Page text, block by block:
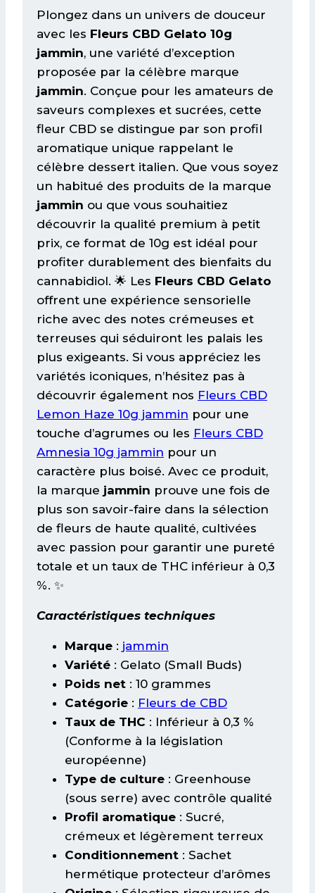
Plongez dans un univers de douceur
avec les Fleurs CBD Gelato 10g
jammin, une variété d’exception
proposée par la célèbre marque
jammin. Conçue pour les amateurs de
saveurs complexes et sucrées, cette
fleur CBD se distingue par son profil
aromatique unique rappelant le
célèbre dessert italien. Que vous soyez
un habitué des produits de la marque
jammin ou que vous souhaitiez
découvrir la qualité premium à petit
prix, ce format de 10g est idéal pour
profiter durablement des bienfaits du
cannabidiol. 🌟 Les Fleurs CBD Gelato
offrent une expérience sensorielle
riche avec des notes crémeuses et
terreuses qui séduiront les palais les
plus exigeants. Si vous appréciez les
variétés iconiques, n’hésitez pas à
découvrir également nos Fleurs CBD
Lemon Haze 10g jammin pour une
touche d’agrumes ou les Fleurs CBD
Amnesia 10g jammin pour un
caractère plus boisé. Avec ce produit,
la marque jammin prouve une fois de
plus son savoir-faire dans la sélection
de fleurs de haute qualité, cultivées
avec passion pour garantir une pureté
totale et un taux de THC inférieur à 0,3
%. ✨
Caractéristiques techniques
Marque : jammin
Variété : Gelato (Small Buds)
Poids net : 10 grammes
Catégorie : Fleurs de CBD
Taux de THC : Inférieur à 0,3 %
(Conforme à la législation
européenne)
Type de culture : Greenhouse
(sous serre) avec contrôle qualité
Profil aromatique : Sucré,
crémeux et légèrement terreux
Conditionnement : Sachet
hermétique protecteur d’arômes